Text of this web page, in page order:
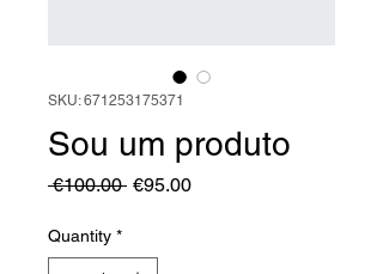
SKU: 671253175371
Sou um produto
€100.00 Regular
€95.00Sale
Quantity *